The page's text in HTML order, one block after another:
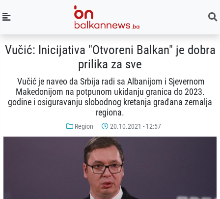
Vučić: Inicijativa "Otvoreni Balkan" je dobra
prilika za sve
Vučić je naveo da Srbija radi sa Albanijom i Sjevernom
Makedonijom na potpunom ukidanju granica do 2023.
godine i osiguravanju slobodnog kretanja građana zemalja
regiona.
Region 20.10.2021 - 12:57